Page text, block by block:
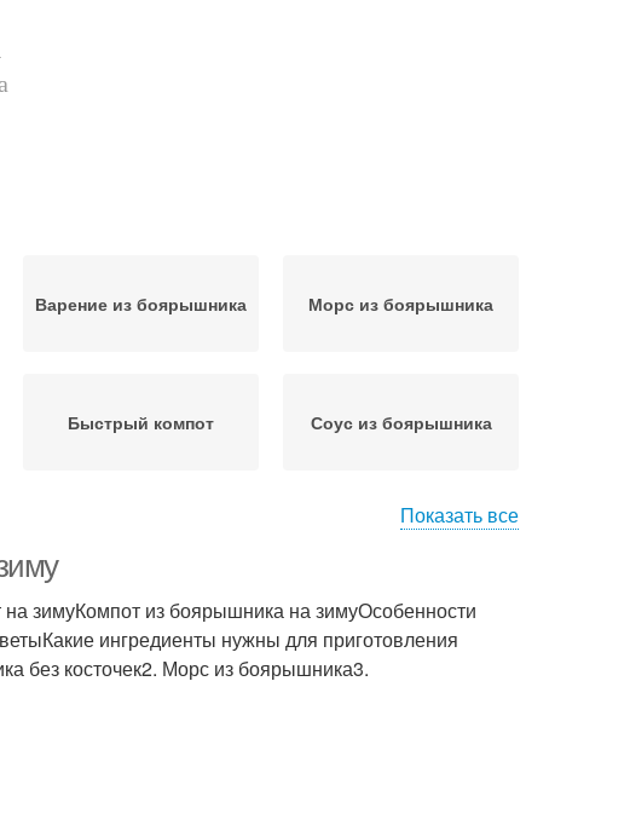
Варение из боярышника Морс из боярышника
Быстрый компот Соус из боярышника
Показать все
зимуКомпот из боярышника на зимуОсобенности
ингредиенты нужны для приготовления
без косточек2. Морс из боярышника3.